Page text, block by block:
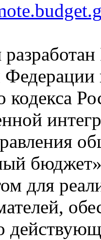
кодекса
для